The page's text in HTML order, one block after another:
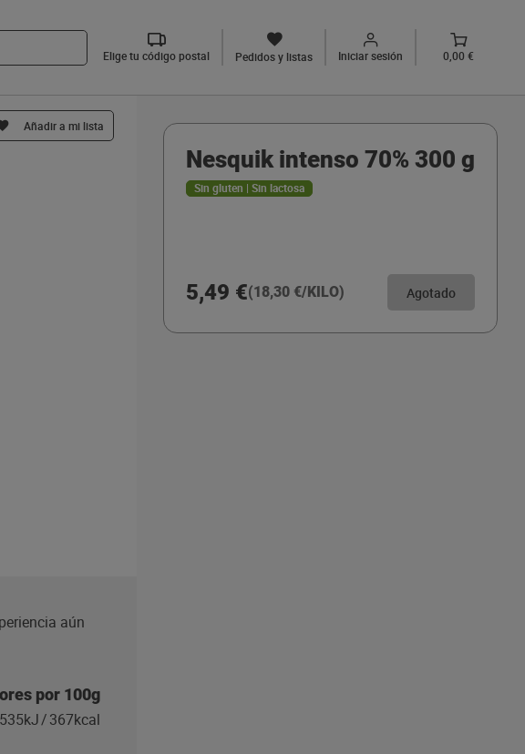
Elige tu código postal Pedidos y listas Iniciar sesión 0,00 €
Añadir a mi lista
aún
por 100g
/367kcal
Nesquik intenso 70% 300 g
Sin gluten | Sin lactosa
5,49 €(18,30 €/KILO) Agotado